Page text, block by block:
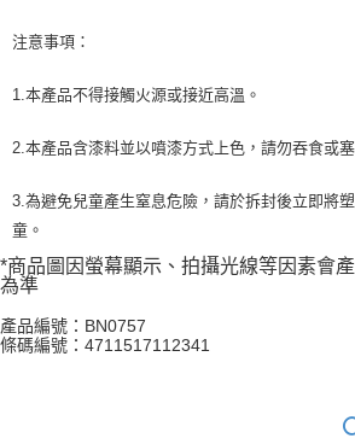
注意事項：
1.本產品不得接觸火源或接近高溫。
2.本產品含漆料並以噴漆方式上色，請勿吞食或塞
3.為避免兒童產生窒息危險，請於拆封後立即將
童。
*商品圖因螢幕顯示、拍攝光線等因素會
為準
產品編號：BN0757
條碼編號：4711517112341